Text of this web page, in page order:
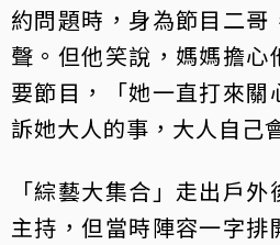
約問題時，身為節目二哥
聲。但他笑說，媽媽擔心
要節目，「她一直打來關
訴她大人的事，大人自己
「綜藝大集合」走出戶
主持，但當時陣容一字排